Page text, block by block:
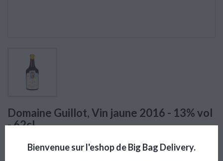
Domaine Guillot, Vin jaune 2016 - 13% vol
- 62cl
Bienvenue sur l'eshop de Big Bag Delivery.